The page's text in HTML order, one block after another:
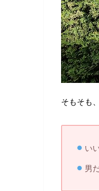
そもそも、
い
男